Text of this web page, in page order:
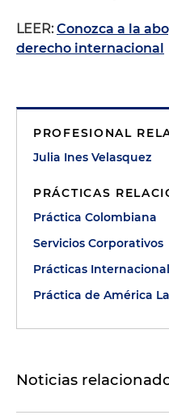
LEER:Conozca a la
derecho internacional
PROFESIONAL
Julia Ines Velasquez
PRÁCTICAS
Práctica Colombiana
Servicios Corporativos
Prácticas
Práctica de América
Noticias